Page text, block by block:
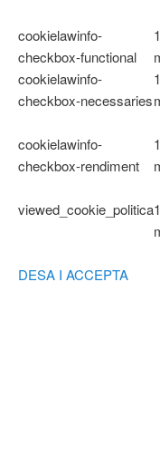
cookielawinfo-
checkbox-functional
cookielawinfo-
checkbox-necessaries
cookielawinfo-
checkbox-rendiment
viewed_cookie_politica
DESA I ACCEPTA